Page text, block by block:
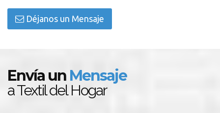
Déjanos un Mensaje
Envía un Mensaje
a Textil del Hogar